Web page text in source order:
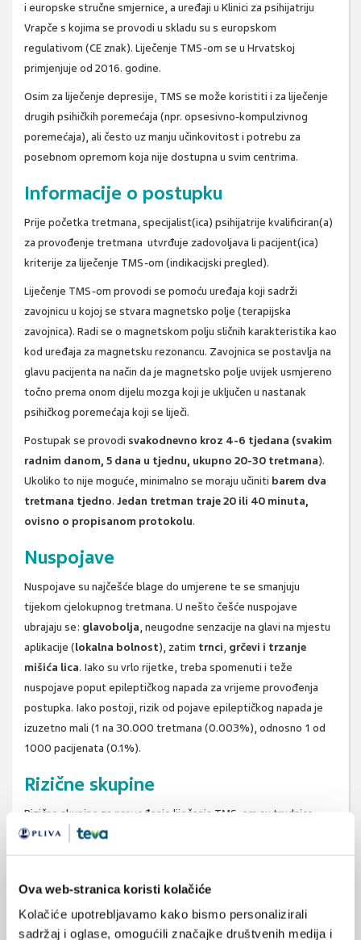
Ova web-stranica koristi kolačiće
Kolačiće upotrebljavamo kako bismo personalizirali
sadržaj i oglase, omogućili značajke društvenih medija i
i europske stručne smjernice, a uređaji u Klinici za psihijatriju
Vrapče s kojima se provodi u skladu su s europskom
regulativom (CE znak). Liječenje TMS-om se u Hrvatskoj
primjenjuje od 2016. godine.
Osim za liječenje depresije, TMS se može koristiti i za liječenje
drugih psihičkih poremećaja (npr. opsesivno-kompulzivnog
poremećaja), ali često uz manju učinkovitost i potrebu za
posebnom opremom koja nije dostupna u svim centrima.
Informacije o postupku
Prije početka tretmana, specijalist(ica) psihijatrije kvalificiran(a)
za provođenje tretmana utvrđuje zadovoljava li pacijent(ica)
kriterije za liječenje TMS-om (indikacijski pregled).
Liječenje TMS-om provodi se pomoću uređaja koji sadrži
zavojnicu u kojoj se stvara magnetsko polje (terapijska
zavojnica). Radi se o magnetskom polju sličnih karakteristika kao
kod uređaja za magnetsku rezonancu. Zavojnica se postavlja na
glavu pacijenta na način da je magnetsko polje uvijek usmjereno
točno prema onom dijelu mozga koji je uključen u nastanak
psihičkog poremećaja koji se liječi.
Postupak se provodi svakodnevno kroz 4-6 tjedana (svakim
radnim danom, 5 dana u tjednu, ukupno 20-30 tretmana).
Ukoliko to nije moguće, minimalno se moraju učiniti barem dva
tretmana tjedno. Jedan tretman traje 20 ili 40 minuta,
ovisno o propisanom protokolu.
Nuspojave
Nuspojave su najčešće blage do umjerene te se smanjuju
tijekom cjelokupnog tretmana. U nešto češće nuspojave
ubrajaju se: glavobolja, neugodne senzacije na glavi na mjestu
aplikacije (lokalna bolnost), zatim trnci, grčevi i trzanje
mišića lica. Iako su vrlo rijetke, treba spomenuti i teže
nuspojave poput epileptičkog napada za vrijeme provođenja
postupka. Iako postoji, rizik od pojave epileptičkog napada je
izuzetno mali (1 na 30.000 tretmana (0.003%), odnosno 1 od
1000 pacijenata (0.1%).
Rizične skupine
Rizične skupine za provođenje liječenja TMS-om su trudnice,
maloljetne osobe, osobe starije životne dobi (preko 65), osobe
skupinama potrebno je s liječnikom razmotriti odnos rizika i
potencijalne koristi liječenja.